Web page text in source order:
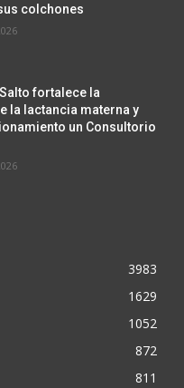
colchones
fortalece la
la lactancia materna y
un Consultorio
3983
1629
1052
872
811